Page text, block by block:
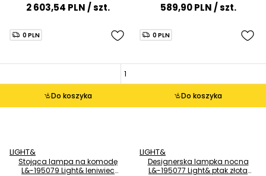
2 603,54 PLN/ szt. 589,90 PLN/ szt.
Do koszyka
0 PLN
LIGHT&
Stojąca lampa na komodę
L&-195079 Light& leniwiec
Do koszyka
0 PLN
LIGHT&
Designerska lampka nocna
L&-195077 Light& ptak złota